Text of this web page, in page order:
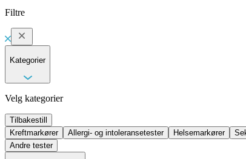
Filtre
Kategorier
Velg kategorier
Tilbakestill
Kreftmarkører
Allergi- og intoleransetester Helsemarkører
Andre tester